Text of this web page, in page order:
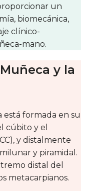
un
biomecánica,
clínico-
mano.
y la
formada en su
cúbito y el
y distalmente
y piramidal.
distal del
metacarpianos.